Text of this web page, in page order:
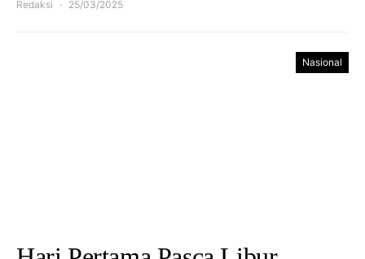
Redaksi 25/03/2025
Nasional